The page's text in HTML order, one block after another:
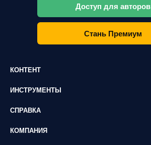
Доступ для авторов
Стань Премиум
КОНТЕНТ
ИНСТРУМЕНТЫ
СПРАВКА
КОМПАНИЯ